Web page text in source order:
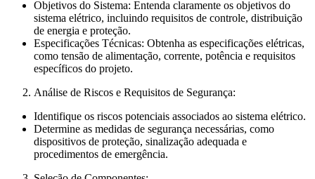
Objetivos do Sistema: Entenda claramente os objetivos do
sistema elétrico, incluindo requisitos de controle, distribuição
de energia e proteção.
Especificações Técnicas: Obtenha as especificações elétricas,
como tensão de alimentação, corrente, potência e requisitos
específicos do projeto.
Análise de Riscos e Requisitos de Segurança:
Identifique os riscos potenciais associados ao sistema elétrico.
Determine as medidas de segurança necessárias, como
dispositivos de proteção, sinalização adequada e
procedimentos de emergência.